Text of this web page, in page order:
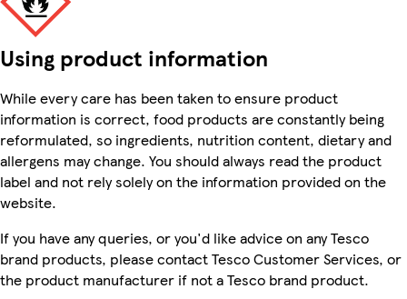
Using product information
While every care has been taken to ensure product
information is correct, food products are constantly being
reformulated, so ingredients, nutrition content, dietary and
allergens may change. You should always read the product
label and not rely solely on the information provided on the
website.
If you have any queries, or you'd like advice on any Tesco
brand products, please contact Tesco Customer Services, or
the product manufacturer if not a Tesco brand product.